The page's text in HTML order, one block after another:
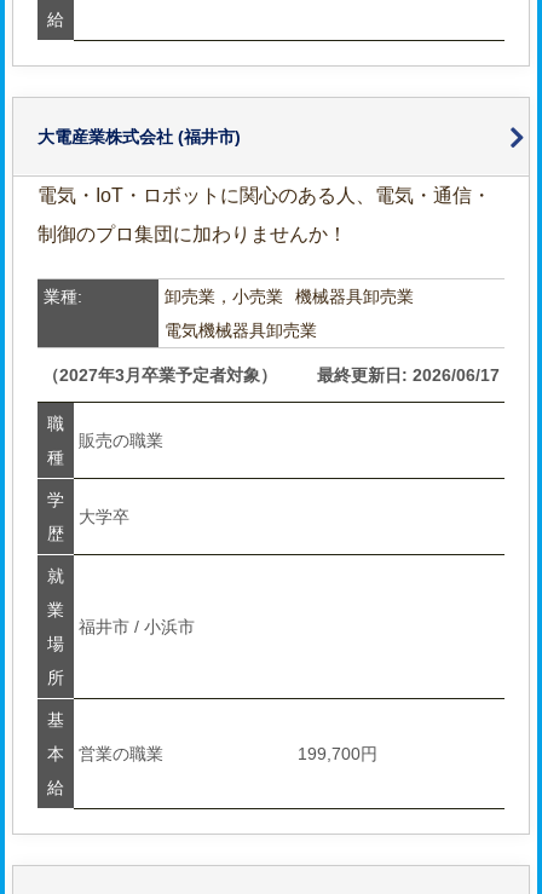
給
大電産業株式会社 (福井市)
電気・IoT・ロボットに関心のある人、電気・通信・
制御のプロ集団に加わりませんか！
業種: 卸売業，小売業
機械器具卸売業
電気機械器具卸売業
（2027年3月卒業予定者対象） 最終更新日: 2026/06/17
職
種
販売の職業
学
歴
大学卒
就
業
場
所
福井市 / 小浜市
基
本
給
営業の職業 199,700円